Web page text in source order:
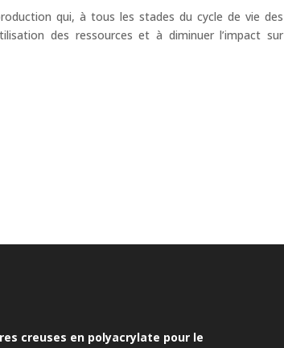
qui, à tous les stades du cycle de vie des
des ressources et à diminuer l’impact sur
creuses en polyacrylate pour le